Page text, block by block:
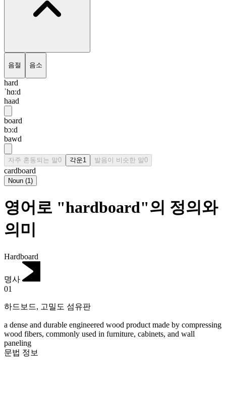
음절 음소
hard
ˈhɑ:d
haad
board
bɔ:d
bawd
자주 혼동되는 말0 각운1 발음이 비슷한 말0
cardboard
Noun (1)
영어로 "hardboard"의 정의와
의미
Hardboard
명사
01
하드보드, 고밀도 섬유판
a dense and durable engineered wood product made by compressing
wood fibers, commonly used in furniture, cabinets, and wall
paneling
문법 정보